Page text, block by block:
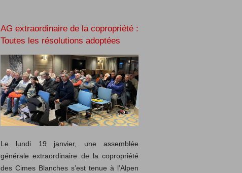
AG extraordinaire de la copropriété :
Toutes les résolutions adoptées
Le lundi 19 janvier, une assemblée
générale extraordinaire de la copropriété
des Cimes Blanches s’est tenue à l’Alpen